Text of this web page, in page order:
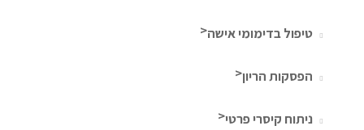
טיפול בדימומי אישה
הפסקות הריון
ניתוח קיסרי פרטי